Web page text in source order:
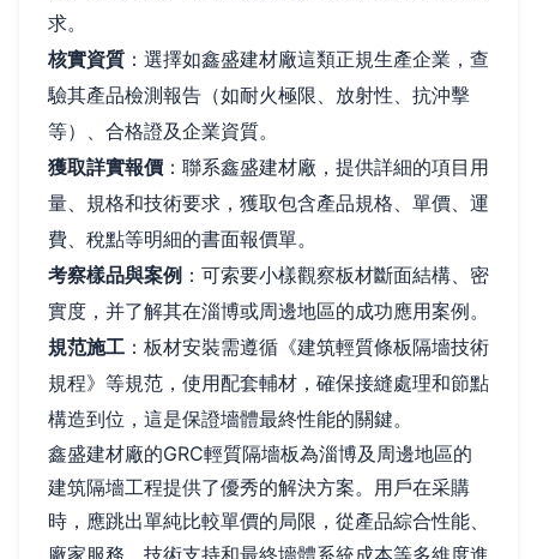
求。
核實資質 ：選擇如鑫盛建材廠這類正規生產企業，查
驗其產品檢測報告（如耐火極限、放射性、抗沖擊
等）、合格證及企業資質。
獲取詳實報價 ：聯系鑫盛建材廠，提供詳細的項目用
量、規格和技術要求，獲取包含產品規格、單價、運
費、稅點等明細的書面報價單。
考察樣品與案例 ：可索要小樣觀察板材斷面結構、密
實度，并了解其在淄博或周邊地區的成功應用案例。
規范施工 ：板材安裝需遵循《建筑輕質條板隔墻技術
規程》等規范，使用配套輔材，確保接縫處理和節點
構造到位，這是保證墻體最終性能的關鍵。
鑫盛建材廠的GRC輕質隔墻板為淄博及周邊地區的
建筑隔墻工程提供了優秀的解決方案。用戶在采購
時，應跳出單純比較單價的局限，從產品綜合性能、
廠家服務、技術支持和最終墻體系統成本等多維度進